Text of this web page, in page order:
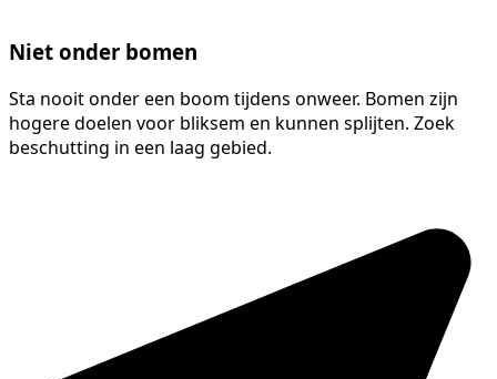
Niet onder bomen
Sta nooit onder een boom tijdens onweer. Bomen zijn
hogere doelen voor bliksem en kunnen splijten. Zoek
beschutting in een laag gebied.